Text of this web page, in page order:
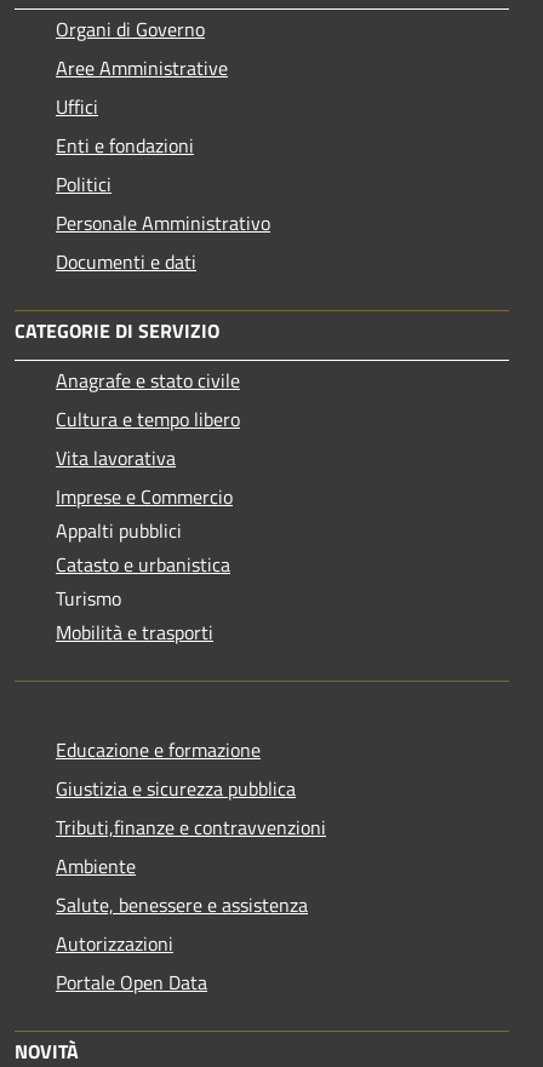
Organi di Governo
Aree Amministrative
Uffici
Enti e fondazioni
Politici
Personale Amministrativo
Documenti e dati
CATEGORIE DI SERVIZIO
Anagrafe e stato civile
Cultura e tempo libero
Vita lavorativa
Imprese e Commercio
Appalti pubblici
Catasto e urbanistica
Turismo
Mobilità e trasporti
Educazione e formazione
Giustizia e sicurezza pubblica
Tributi,finanze e contravvenzioni
Ambiente
Salute, benessere e assistenza
Autorizzazioni
Portale Open Data
NOVITÀ